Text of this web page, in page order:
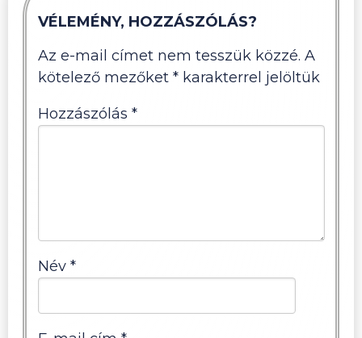
VÉLEMÉNY, HOZZÁSZÓLÁS?
Az e-mail címet nem tesszük közzé. A
kötelező mezőket *karakterrel jelöltük
Hozzászólás *
Név *